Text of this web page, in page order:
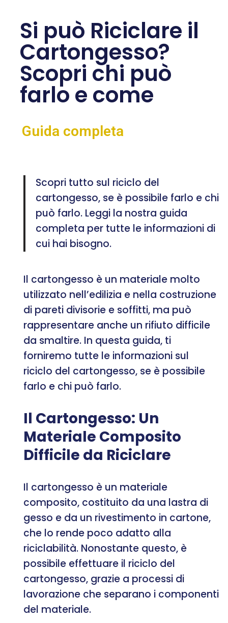
Si può Riciclare il
Cartongesso?
Scopri chi può
farlo e come
Guida completa
Scopri tutto sul riciclo del
cartongesso, se è possibile farlo e chi
può farlo. Leggi la nostra guida
completa per tutte le informazioni di
cui hai bisogno.
Il cartongesso è un materiale molto
utilizzato nell’edilizia e nella costruzione
di pareti divisorie e soffitti, ma può
rappresentare anche un rifiuto difficile
da smaltire. In questa guida, ti
forniremo tutte le informazioni sul
riciclo del cartongesso, se è possibile
farlo e chi può farlo.
Il Cartongesso: Un
Materiale Composito
Difficile da Riciclare
Il cartongesso è un materiale
composito, costituito da una lastra di
gesso e da un rivestimento in cartone,
che lo rende poco adatto alla
riciclabilità. Nonostante questo, è
possibile effettuare il riciclo del
cartongesso, grazie a processi di
lavorazione che separano i componenti
del materiale.